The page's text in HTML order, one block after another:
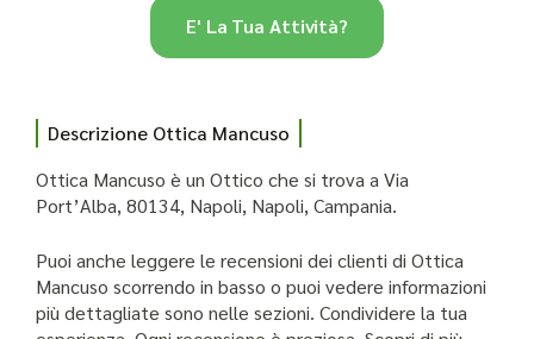
Descrizione Ottica Mancuso
Ottica Mancuso è un Ottico che si trova a Via
Port’Alba, 80134, Napoli, Napoli, Campania.
Puoi anche leggere le recensioni dei clienti di Ottica
Mancuso scorrendo in basso o puoi vedere informazioni
più dettagliate sono nelle sezioni. Condividere la tua
E' La Tua Attività?